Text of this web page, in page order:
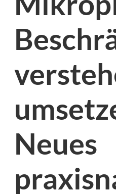
Neues